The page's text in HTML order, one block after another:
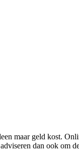
maar geld kost.
dan ook om